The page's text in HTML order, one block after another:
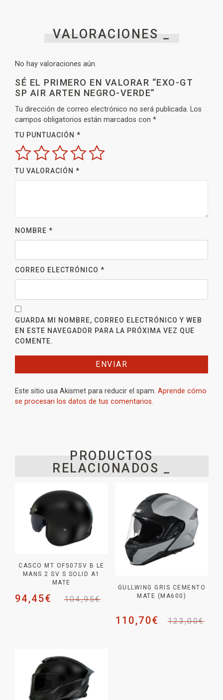
VALORACIONES _
No hay valoraciones aún.
SÉ EL PRIMERO EN VALORAR “EXO-GT
SP AIR ARTEN NEGRO-VERDE”
Tu dirección de correo electrónico no será publicada. Los
campos obligatorios están marcados con *
TU PUNTUACIÓN *
TU VALORACIÓN *
NOMBRE *
CORREO ELECTRÓNICO *
GUARDA MI NOMBRE, CORREO ELECTRÓNICO Y WEB
EN ESTE NAVEGADOR PARA LA PRÓXIMA VEZ QUE
COMENTE.
Este sitio usa Akismet para reducir el spam. Aprende cómo
se procesan los datos de tus comentarios.
PRODUCTOS
RELACIONADOS _
CASCO MT OF507SV B LE
MANS 2 SV S SOLID A1
MATE
104,95€
94,45€
GULLWING GRIS CEMENTO
MATE (MA600)
123,00€
110,70€